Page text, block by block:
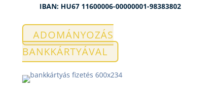
IBAN: HU67 11600006-00000001-98383802
ADOMÁNYOZÁS
BANKKÁRTYÁVAL